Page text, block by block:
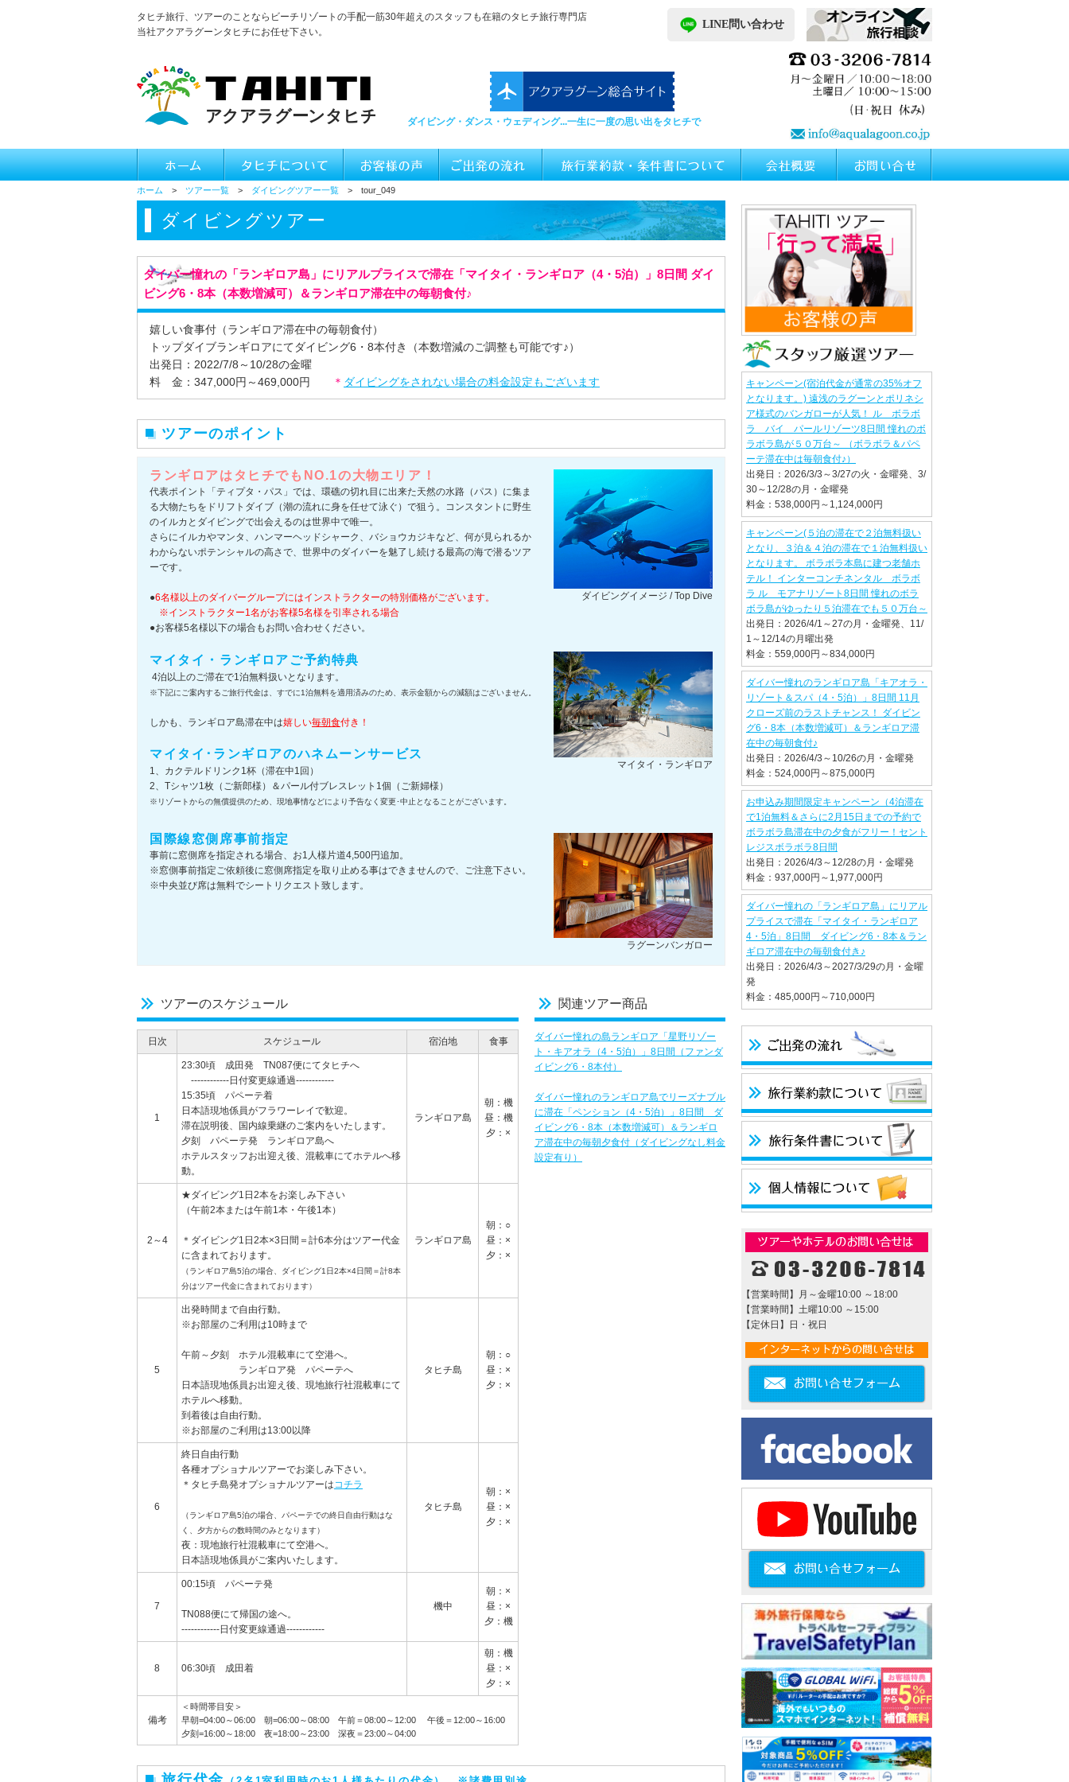
タヒチ旅行、ツアーのことならビーチリゾートの手配一筋30年超えのスタッフも在籍のタヒチ旅行専門店
当社アクアラグーンタヒチにお任せ下さい。
LINE問い合わせ
ダイビング・ダンス・ウェディング...一生に一度の思い出をタヒチで
ホーム > ツアー一覧 > ダイビングツアー一覧 > tour_049
ダイビングツアー
ダイバー憧れの「ランギロア島」にリアルプライスで滞在「マイタイ・ランギロア（4・5泊）」8日間 ダイ
ビング6・8本（本数増減可）＆ランギロア滞在中の毎朝食付♪
嬉しい食事付（ランギロア滞在中の毎朝食付）
トップダイブランギロアにてダイビング6・8本付き（本数増減のご調整も可能です♪）
出発日：2022/7/8～10/28の金曜
料 金：347,000円～469,000円
＊ ダイビングをされない場合の料金設定もございます
ツアーのポイント
ランギロアはタヒチでもNO.1の大物エリア！
代表ポイント「ティプタ・パス」では、環礁の切れ目に出来た天然の水路（パス）に集ま
る大物たちをドリフトダイブ（潮の流れに身を任せて泳ぐ）で狙う。コンスタントに野生
のイルカとダイビングで出会えるのは世界中で唯一。
さらにイルカやマンタ、ハンマーヘッドシャーク、バショウカジキなど、何が見られるか
わからないポテンシャルの高さで、世界中のダイバーを魅了し続ける最高の海で潜るツア
ーです。
●6名様以上のダイバーグループにはインストラクターの特別価格がございます。
※インストラクター1名がお客様5名様を引率される場合
●お客様5名様以下の場合もお問い合わせください。
ダイビングイメージ / Top Dive
マイタイ・ランギロアご予約特典
4泊以上のご滞在で1泊無料扱いとなります。
※下記にご案内するご旅行代金は、すでに1泊無料を適用済みのため、表示金額からの減額はございません。
しかも、ランギロア島滞在中は嬉しい毎朝食付き！
マイタイ･ランギロアのハネムーンサービス
1、カクテルドリンク1杯（滞在中1回）
2、Tシャツ1枚（ご新郎様）＆パール付ブレスレット1個（ご新婦様）
※リゾートからの無償提供のため、現地事情などにより予告なく変更･中止となることがございます。
マイタイ・ランギロア
国際線窓側席事前指定
事前に窓側席を指定される場合、お1人様片道4,500円追加。
※窓側事前指定ご依頼後に窓側席指定を取り止める事はできませんので、ご注意下さい。
※中央並び席は無料でシートリクエスト致します。
ラグーンバンガロー
ツアーのスケジュール
日次 スケジュール 宿泊地 食事
1
23:30頃 成田発 TN087便にてタヒチへ
------------日付変更線通過------------
15:35頃 パペーテ着
日本語現地係員がフラワーレイで歓迎。
滞在説明後、国内線乗継のご案内をいたします。
夕刻 パペーテ発 ランギロア島へ
ホテルスタッフお出迎え後、混載車にてホテルへ移
動。
ランギロア島
朝：機
昼：機
夕：×
2～4
★ダイビング1日2本をお楽しみ下さい
（午前2本または午前1本・午後1本）
＊ダイビング1日2本×3日間＝計6本分はツアー代金
に含まれております。
（ランギロア島5泊の場合、ダイビング1日2本×4日間＝計8本
分はツアー代金に含まれております）
ランギロア島
朝：○
昼：×
夕：×
5
出発時間まで自由行動。
※お部屋のご利用は10時まで
午前～夕刻 ホテル混載車にて空港へ。
ランギロア発 パペーテへ
日本語現地係員お出迎え後、現地旅行社混載車にて
ホテルへ移動。
到着後は自由行動。
※お部屋のご利用は13:00以降
タヒチ島
朝：○
昼：×
夕：×
6
終日自由行動
各種オプショナルツアーでお楽しみ下さい。
＊タヒチ島発オプショナルツアーはコチラ
（ランギロア島5泊の場合、パペーテでの終日自由行動はな
く、夕方からの数時間のみとなります）
夜：現地旅行社混載車にて空港へ。
日本語現地係員がご案内いたします。
タヒチ島
朝：×
昼：×
夕：×
7
00:15頃 パペーテ発
TN088便にて帰国の途へ。
------------日付変更線通過------------
機中
朝：×
昼：×
夕：機
8 06:30頃 成田着
朝：機
昼：×
夕：×
備考
＜時間帯目安＞
早朝=04:00～06:00 朝=06:00～08:00 午前＝08:00～12:00 午後＝12:00～16:00
夕刻=16:00～18:00 夜=18:00～23:00 深夜＝23:00～04:00
関連ツアー商品
ダイバー憧れの島ランギロア「星野リゾー
ト・キアオラ（4・5泊）」8日間（ファンダ
イビング6・8本付）
ダイバー憧れのランギロア島でリーズナブル
に滞在「ペンション（4・5泊）」8日間 ダ
イビング6・8本（本数増減可）＆ランギロ
ア滞在中の毎朝夕食付（ダイビングなし料金
設定有り）
キャンペーン(宿泊代金が通常の35%オフ
となります。) 遠浅のラグーンとポリネシ
ア様式のバンガローが人気！ ル ボラボ
ラ バイ パールリゾーツ8日間 憧れのボ
ラボラ島が５０万台～ （ボラボラ＆パペ
ーテ滞在中は毎朝食付♪）
出発日：2026/3/3～3/27の火・金曜発、3/
30～12/28の月・金曜発
料金：538,000円～1,124,000円
キャンペーン(５泊の滞在で２泊無料扱い
となり、３泊＆４泊の滞在で１泊無料扱い
となります。 ボラボラ本島に建つ老舗ホ
テル！ インターコンチネンタル ボラボ
ラ ル モアナリゾート8日間 憧れのボラ
ボラ島がゆったり５泊滞在でも５０万台～
出発日：2026/4/1～27の月・金曜発、11/
1～12/14の月曜出発
料金：559,000円～834,000円
ダイバー憧れのランギロア島「キアオラ・
リゾート＆スパ（4・5泊）」8日間 11月
クローズ前のラストチャンス！ ダイビン
グ6・8本（本数増減可）＆ランギロア滞
在中の毎朝食付♪
出発日：2026/4/3～10/26の月・金曜発
料金：524,000円～875,000円
お申込み期間限定キャンペーン（4泊滞在
で1泊無料＆さらに2月15日までの予約で
ボラボラ島滞在中の夕食がフリー！セント
レジスボラボラ8日間
出発日：2026/4/3～12/28の月・金曜発
料金：937,000円～1,977,000円
ダイバー憧れの「ランギロア島」にリアル
プライスで滞在「マイタイ・ランギロア
4・5泊」8日間 ダイビング6・8本＆ラン
ギロア滞在中の毎朝食付き♪
出発日：2026/4/3～2027/3/29の月・金曜
発
料金：485,000円～710,000円
【営業時間】月～金曜10:00 ～18:00
【営業時間】土曜10:00 ～15:00
【定休日】日・祝日